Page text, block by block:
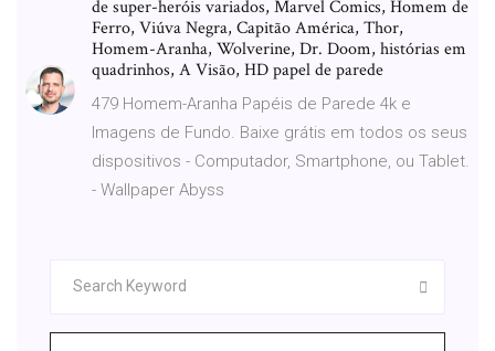
de super-heróis variados, Marvel Comics, Homem de
Ferro, Viúva Negra, Capitão América, Thor,
Homem-Aranha, Wolverine, Dr. Doom, histórias em
quadrinhos, A Visão, HD papel de parede
479 Homem-Aranha Papéis de Parede 4k e
Imagens de Fundo. Baixe grátis em todos os seus
dispositivos - Computador, Smartphone, ou Tablet.
- Wallpaper Abyss